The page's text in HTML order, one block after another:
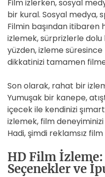
Film izlerken, sosyal
bir kural. Sosyal medya,
Filmin başından
izlemek, sürprizlerle
yüzden, izleme
dikkatinizi tamamen
Son olarak, rahat bir
Yumuşak bir kanepe,
içecek ile kendinizi
izlemek, film
Hadi, şimdi reklamsız
HD Film
Seçenekler ve